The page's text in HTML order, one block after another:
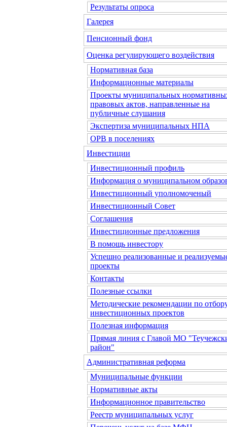
Результаты опроса
Галерея
Пенсионный фонд
Оценка регулирующего воздействия
Нормативная база
Информационные материалы
Проекты муниципальных
правовых актов, направленные на
публичные слушания
Экспертиза муниципальных НПА
ОРВ в поселениях
Инвестиции
Инвестиционный профиль
Информация о муниципальном
Инвестиционный уполномоченый
Инвестиционный Совет
Соглашения
Инвестиционные предложения
В помощь инвестору
Успешно реализованные и
проекты
Контакты
Полезные ссылки
Методические рекомендации по
инвестиционных проектов
Полезная информация
Прямая линия с Главой МО
район"
Административная реформа
Муниципальные функции
Нормативные акты
Информационное правительство
Реестр муниципальных услуг